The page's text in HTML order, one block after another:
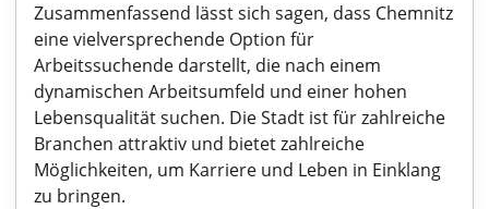
Zusammenfassend lässt sich sagen, dass Chemnitz
eine vielversprechende Option für
Arbeitssuchende darstellt, die nach einem
dynamischen Arbeitsumfeld und einer hohen
Lebensqualität suchen. Die Stadt ist für zahlreiche
Branchen attraktiv und bietet zahlreiche
Möglichkeiten, um Karriere und Leben in Einklang
zu bringen.